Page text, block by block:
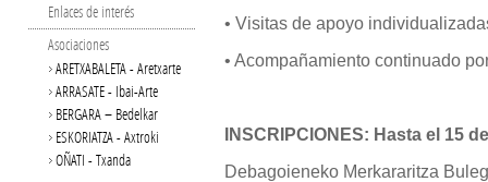
• Visitas de apoyo
• Acompañamiento continuado
INSCRIPCIONES: Hasta el 15
Debagoieneko Merkararitza
Enlaces de interés
Asociaciones
ARETXABALETA - Aretxarte
ARRASATE - Ibai-Arte
BERGARA – Bedelkar
ESKORIATZA - Axtroki
OÑATI - Txanda